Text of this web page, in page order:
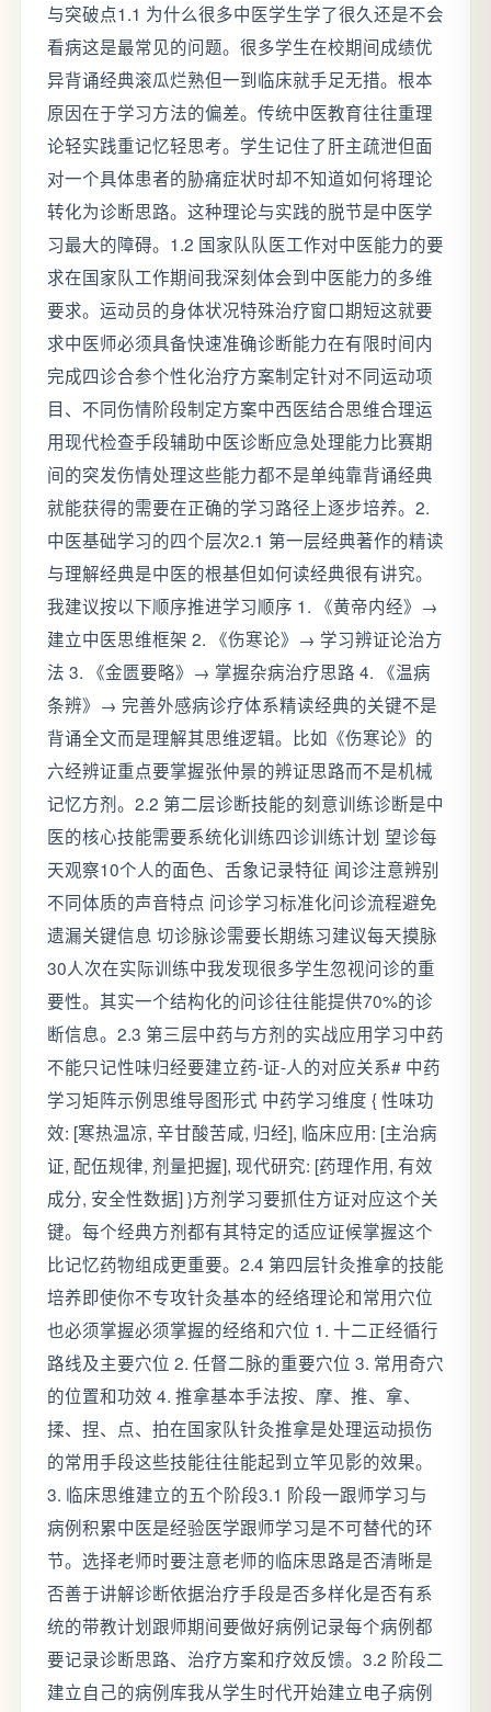
与突破点1.1 为什么很多中医学生学了很久还是不会
看病这是最常见的问题。很多学生在校期间成绩优
异背诵经典滚瓜烂熟但一到临床就手足无措。根本
原因在于学习方法的偏差。传统中医教育往往重理
论轻实践重记忆轻思考。学生记住了肝主疏泄但面
对一个具体患者的胁痛症状时却不知道如何将理论
转化为诊断思路。这种理论与实践的脱节是中医学
习最大的障碍。1.2 国家队队医工作对中医能力的要
求在国家队工作期间我深刻体会到中医能力的多维
要求。运动员的身体状况特殊治疗窗口期短这就要
求中医师必须具备快速准确诊断能力在有限时间内
完成四诊合参个性化治疗方案制定针对不同运动项
目、不同伤情阶段制定方案中西医结合思维合理运
用现代检查手段辅助中医诊断应急处理能力比赛期
间的突发伤情处理这些能力都不是单纯靠背诵经典
就能获得的需要在正确的学习路径上逐步培养。2.
中医基础学习的四个层次2.1 第一层经典著作的精读
与理解经典是中医的根基但如何读经典很有讲究。
我建议按以下顺序推进学习顺序 1. 《黄帝内经》→
建立中医思维框架 2. 《伤寒论》→ 学习辨证论治方
法 3. 《金匮要略》→ 掌握杂病治疗思路 4. 《温病
条辨》→ 完善外感病诊疗体系精读经典的关键不是
背诵全文而是理解其思维逻辑。比如《伤寒论》的
六经辨证重点要掌握张仲景的辨证思路而不是机械
记忆方剂。2.2 第二层诊断技能的刻意训练诊断是中
医的核心技能需要系统化训练四诊训练计划 望诊每
天观察10个人的面色、舌象记录特征 闻诊注意辨别
不同体质的声音特点 问诊学习标准化问诊流程避免
遗漏关键信息 切诊脉诊需要长期练习建议每天摸脉
30人次在实际训练中我发现很多学生忽视问诊的重
要性。其实一个结构化的问诊往往能提供70%的诊
断信息。2.3 第三层中药与方剂的实战应用学习中药
不能只记性味归经要建立药-证-人的对应关系# 中药
学习矩阵示例思维导图形式 中药学习维度 { 性味功
效: [寒热温凉, 辛甘酸苦咸, 归经], 临床应用: [主治病
证, 配伍规律, 剂量把握], 现代研究: [药理作用, 有效
成分, 安全性数据] }方剂学习要抓住方证对应这个关
键。每个经典方剂都有其特定的适应证候掌握这个
比记忆药物组成更重要。2.4 第四层针灸推拿的技能
培养即使你不专攻针灸基本的经络理论和常用穴位
也必须掌握必须掌握的经络和穴位 1. 十二正经循行
路线及主要穴位 2. 任督二脉的重要穴位 3. 常用奇穴
的位置和功效 4. 推拿基本手法按、摩、推、拿、
揉、捏、点、拍在国家队针灸推拿是处理运动损伤
的常用手段这些技能往往能起到立竿见影的效果。
3. 临床思维建立的五个阶段3.1 阶段一跟师学习与
病例积累中医是经验医学跟师学习是不可替代的环
节。选择老师时要注意老师的临床思路是否清晰是
否善于讲解诊断依据治疗手段是否多样化是否有系
统的带教计划跟师期间要做好病例记录每个病例都
要记录诊断思路、治疗方案和疗效反馈。3.2 阶段二
建立自己的病例库我从学生时代开始建立电子病例